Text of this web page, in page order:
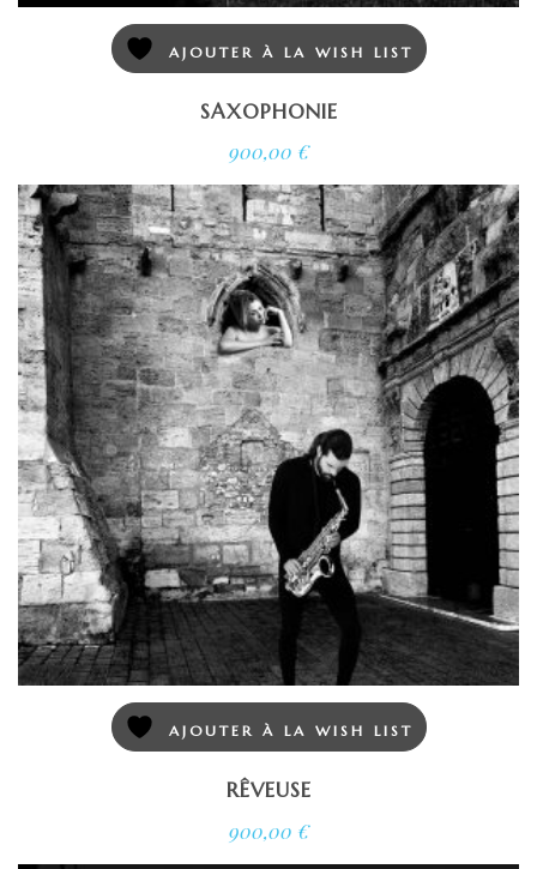
AJOUTER À LA WISH LIST
SAXOPHONIE
900,00 €
AJOUTER À LA WISH LIST
RÊVEUSE
900,00 €